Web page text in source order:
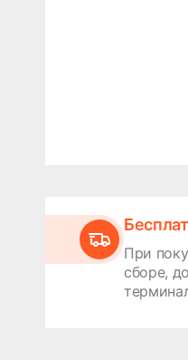
При
сборе,